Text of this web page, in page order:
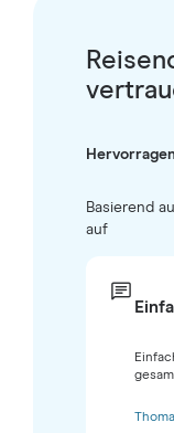
Basierend
auf